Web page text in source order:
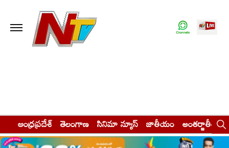
ఆంధ్రప్రదేశ్ తెలంగాణ సినిమా న్యూస్ జాతీయం అంతర్జాతీయం